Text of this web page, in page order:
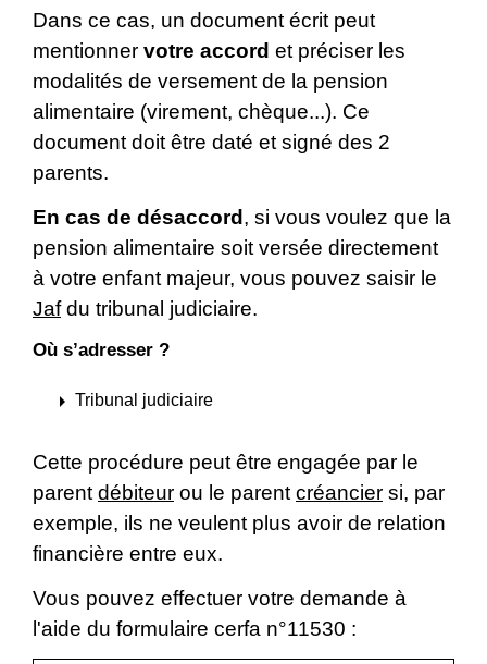
Dans ce cas, un document écrit peut
mentionner votre accord et préciser les
modalités de versement de la pension
alimentaire (virement, chèque...). Ce
document doit être daté et signé des 2
parents.
En cas de désaccord , si vous voulez que la
pension alimentaire soit versée directement
à votre enfant majeur, vous pouvez saisir le
Jafdu tribunal judiciaire.
Où s’adresser ?
arrow_right Tribunal judiciaire
Cette procédure peut être engagée par le
parent débiteur ou le parent créancier si, par
exemple, ils ne veulent plus avoir de relation
financière entre eux.
Vous pouvez effectuer votre demande à
l'aide du formulaire cerfa n°11530 :